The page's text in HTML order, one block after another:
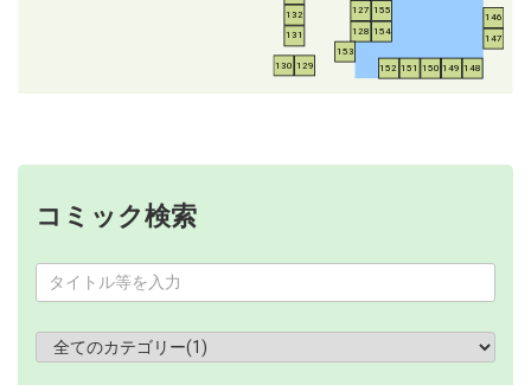
127
128
129
130
131
132
146
147
148
149
150
151
152
153
154
155
コミック検索